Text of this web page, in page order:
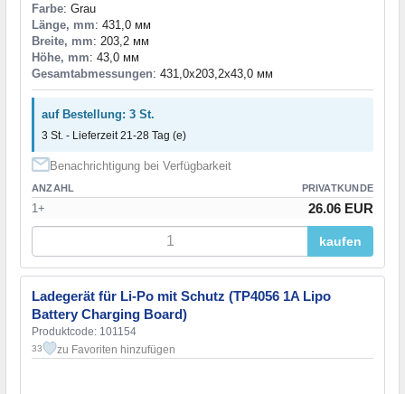
Farbe: Grau
Länge, mm: 431,0 мм
Breite, mm: 203,2 мм
Höhe, mm: 43,0 мм
Gesamtabmessungen: 431,0x203,2x43,0 мм
auf Bestellung: 3 St.
3 St. - Lieferzeit 21-28 Tag (e)
Benachrichtigung bei Verfügbarkeit
ANZAHL PRIVATKUNDE
1+ 26.06 EUR
kaufen
Ladegerät für Li-Po mit Schutz (TP4056 1A Lipo
Battery Charging Board)
Produktcode: 101154
33 zu Favoriten hinzufügen